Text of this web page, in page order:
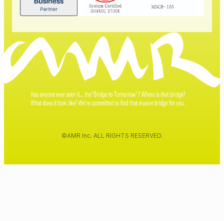
©AMR Inc. ALL RIGHTS RESERVED.